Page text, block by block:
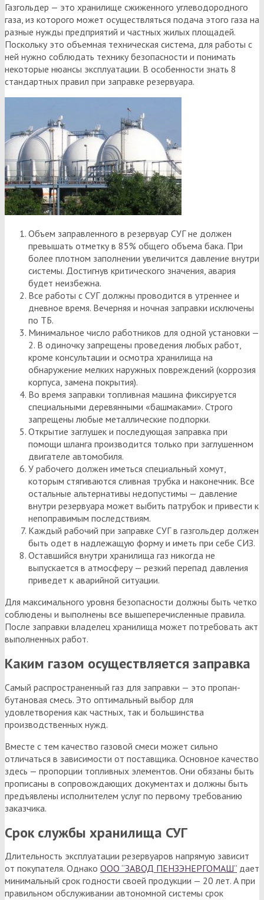
Газгольдер — это хранилище сжиженного углеводородного
газа, из которого может осуществляться подача этого газа на
разные нужды предприятий и частных жилых площадей.
Поскольку это объемная техническая система, для работы с
ней нужно соблюдать технику безопасности и понимать
некоторые нюансы эксплуатации. В особенности знать 8
стандартных правил при заправке резервуара.
Объем заправленного в резервуар СУГ не должен
превышать отметку в 85% общего объема бака. При
более плотном заполнении увеличится давление внутри
системы. Достигнув критического значения, авария
будет неизбежна.
Все работы с СУГ должны проводится в утреннее и
дневное время. Вечерняя и ночная заправки исключены
по ТБ.
Минимальное число работников для одной установки —
2. В одиночку запрещены проведения любых работ,
кроме консультации и осмотра хранилища на
обнаружение мелких наружных повреждений (коррозия
корпуса, замена покрытия).
Во время заправки топливная машина фиксируется
специальными деревянными «башмаками». Строго
запрещены любые металлические подпорки.
Открытие заглушек и последующая заправка при
помощи шланга производится только при заглушенном
двигателе автомобиля.
У рабочего должен иметься специальный хомут,
которым стягиваются сливная трубка и наконечник. Все
остальные альтернативы недопустимы — давление
внутри резервуара может выбить патрубок и привести к
непоправимым последствиям.
Каждый рабочий при заправке СУГ в газгольдер должен
быть одет в надлежащую форму и иметь при себе СИЗ.
Оставшийся внутри хранилища газ никогда не
выпускается в атмосферу — резкий перепад давления
приведет к аварийной ситуации.
Для максимального уровня безопасности должны быть четко
соблюдены и выполнены все вышеперечисленные правила.
После заправки владелец хранилища может потребовать акт
выполненных работ.
Каким газом осуществляется заправка
Самый распространенный газ для заправки — это пропан-
бутановая смесь. Это оптимальный выбор для
удовлетворения как частных, так и большинства
производственных нужд.
Вместе с тем качество газовой смеси может сильно
отличаться в зависимости от поставщика. Основное качество
здесь — пропорции топливных элементов. Они обязаны быть
прописаны в сопровождающих документах и должны быть
предъявлены исполнителем услуг по первому требованию
заказчика.
Срок службы хранилища СУГ
Длительность эксплуатации резервуаров напрямую зависит
от покупателя. Однако ООО “ЗАВОД ПЕНЗЭНЕРГОМАШ” дает
минимальный срок годности своей продукции — 20 лет. А при
правильном обслуживании автономной системы срок